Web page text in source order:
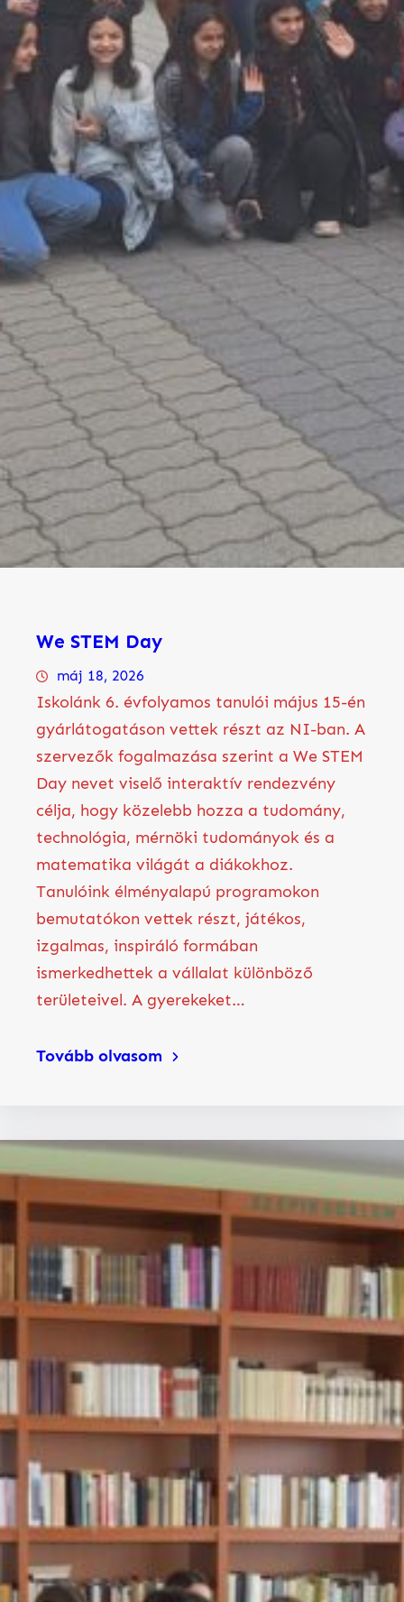
We STEM Day
máj 18, 2026
Iskolánk 6. évfolyamos tanulói május 15-én
gyárlátogatáson vettek részt az NI-ban. A
szervezők fogalmazása szerint a We STEM
Day nevet viselő interaktív rendezvény
célja, hogy közelebb hozza a tudomány,
technológia, mérnöki tudományok és a
matematika világát a diákokhoz.
Tanulóink élményalapú programokon
bemutatókon vettek részt, játékos,
izgalmas, inspiráló formában
ismerkedhettek a vállalat különböző
területeivel. A gyerekeket…
Tovább olvasom